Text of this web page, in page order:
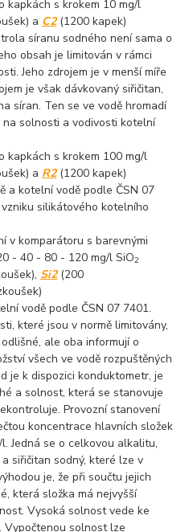
kapkách s krokem 10 mg/l
a C2 (1200 kapek)
síranu sodného není sama o
obsah je limitován v rámci
Jeho zdrojem je v menší míře
je však dávkovaný siřičitan,
síran. Ten se ve vodě hromadí
na solnosti a vodivosti kotelní
kapkách s krokem 100 mg/l
a R2 (1200 kapek)
a kotelní vodě podle ČSN 07
silikátového kotelního
v komparátoru s barevnými
- 40 - 80 - 120 mg/l SiO2
Si2(200
vodě podle ČSN 07 7401.
které jsou v normě limitovány,
ale oba informují o
všech ve vodě rozpuštěných
je k dispozici konduktometr, je
a solnost, která se stanovuje
Provozní stanovení
koncentrace hlavních složek
Jedná se o celkovou alkalitu,
siřičitan sodný, které lze v
je, že při součtu jejich
která složka má nejvyšší
Vysoká solnost vede ke
Vypočtenou solnost lze